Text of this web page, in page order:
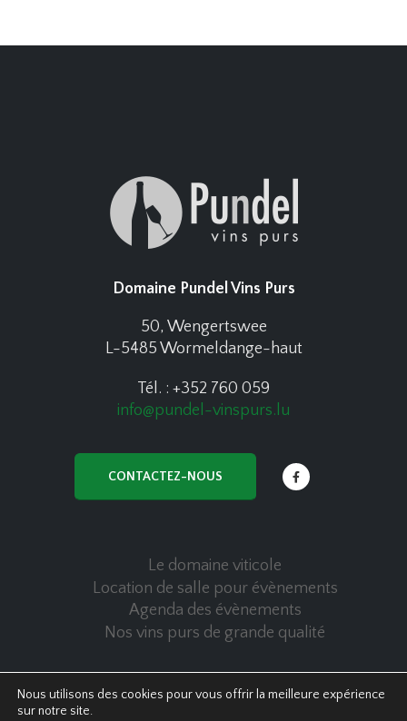
Domaine Pundel Vins Purs
50, Wengertswee
L-5485 Wormeldange-haut
Tél. : +352 760 059
info@pundel-vinspurs.lu
CONTACTEZ-NOUS
Le domaine viticole
Location de salle pour évènements
Agenda des évènements
Nos vins purs de grande qualité
© Copyright 2020 Pundel Vins Purs - All Rights Reserved
Nous utilisons des cookies pour vous offrir la meilleure expérience
sur notre site.